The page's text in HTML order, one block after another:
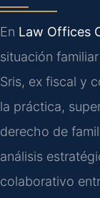
En Law Offices
situación
Sris, ex fiscal y
la práctica,
derecho de
análisis
colaborativo